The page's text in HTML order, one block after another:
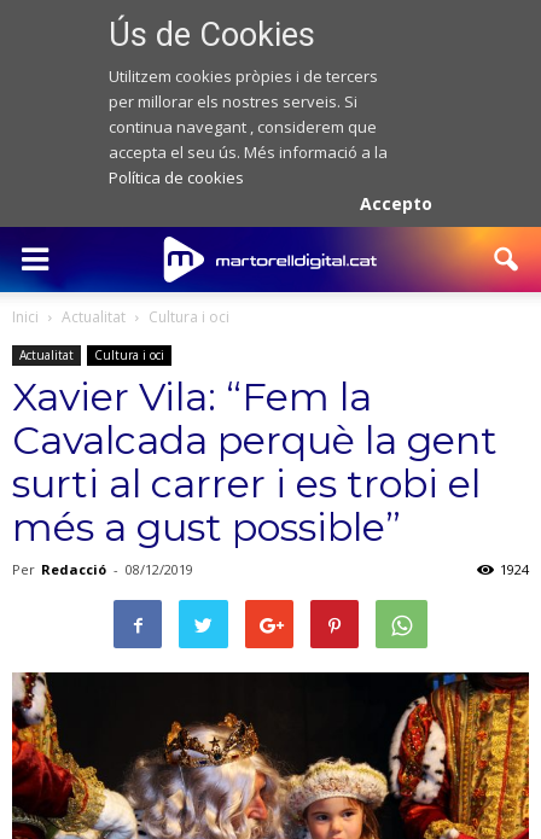
Ús de Cookies
Utilitzem cookies pròpies i de tercers
per millorar els nostres serveis. Si
continua navegant , considerem que
accepta el seu ús. Més informació a la
Política de cookies
Accepto
Inici Actualitat Cultura i oci
Actualitat Cultura i oci
Xavier Vila: “Fem la
Cavalcada perquè la gent
surti al carrer i es trobi el
més a gust possible”
Per Redacció - 08/12/2019 1924